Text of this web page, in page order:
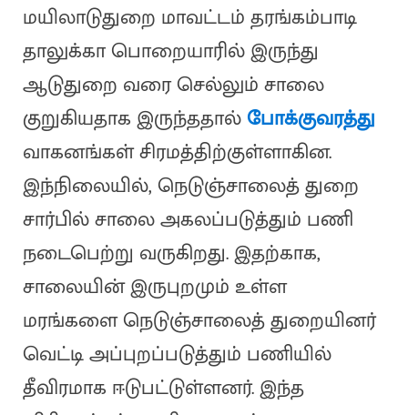
மயிலாடுதுறை மாவட்டம் தரங்கம்பாடி
தாலுக்கா பொறையாரில் இருந்து
ஆடுதுறை வரை செல்லும் சாலை
குறுகியதாக இருந்ததால்போக்குவரத்து
வாகனங்கள் சிரமத்திற்குள்ளாகின.
இந்நிலையில், நெடுஞ்சாலைத் துறை
சார்பில் சாலை அகலப்படுத்தும் பணி
நடைபெற்று வருகிறது. இதற்காக,
சாலையின் இருபுறமும் உள்ள
மரங்களை நெடுஞ்சாலைத் துறையினர்
வெட்டி அப்புறப்படுத்தும் பணியில்
தீவிரமாக ஈடுபட்டுள்ளனர். இந்த